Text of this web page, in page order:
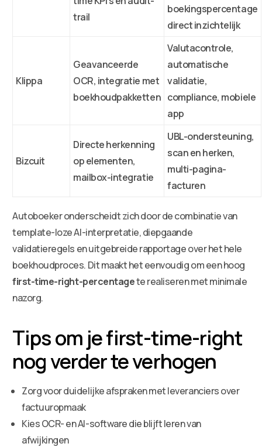
trail
boekingspercentage
direct inzichtelijk
Klippa
Geavanceerde
OCR, integratie met
boekhoudpakketten
Valutacontrole,
automatische
validatie,
compliance, mobiele
app
Bizcuit
Directe herkenning
op elementen,
mailbox-integratie
UBL-ondersteuning,
scan en herken,
multi-pagina-
facturen
Autoboeker onderscheidt zich door de combinatie van
template-loze AI-interpretatie, diepgaande
validatieregels en uitgebreide rapportage over het hele
boekhoudproces. Dit maakt het eenvoudig om een hoog
first-time-right-percentagete realiseren met minimale
nazorg.
Tips om je first-time-right
nog verder te verhogen
Zorg voor duidelijke afspraken met leveranciers over
factuuropmaak
Kies OCR- en AI-software die blijft leren van
afwijkingen